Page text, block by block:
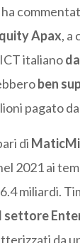
Apax, a
italiano
ben
pagato
di
2021 ai
miliardi.
settore
da